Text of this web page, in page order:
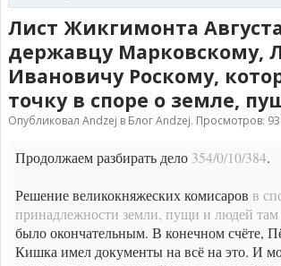
Лист Жикгимонта
державцу Марковскому,
Ивановичу Роскому,
точку в споре о земле,
Опубликовал Andzej в Блог Andzej. Просмотров:
Продолжаем разбирать дело 354/0/10/384.
Решение великокняжеских комисаров в
принадлежности земли, пущи и людей
было окончательным. В конечном счёте,
Кишка имел документы на всё на это. И